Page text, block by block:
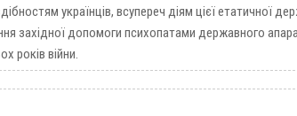
українців, всупереч діям цієї етатичної
західної допомоги психопатами державного
років війни.